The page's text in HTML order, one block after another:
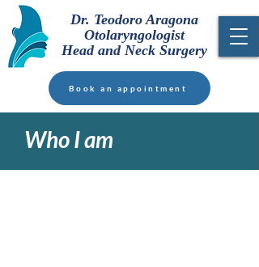
Dr. Teodoro Aragona
Otolaryngologist
Head and Neck Surgery
Book an appointment
Who I am